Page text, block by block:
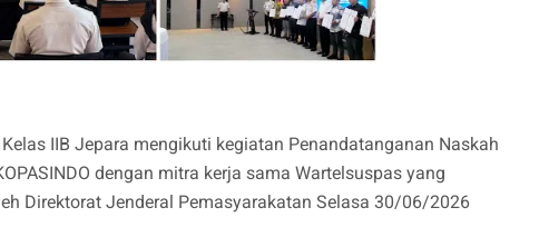
IIB Jepara mengikuti kegiatan Penandatanganan Naskah
dengan mitra kerja sama Wartelsuspas yang
Direktorat Jenderal Pemasyarakatan Selasa 30/06/2026